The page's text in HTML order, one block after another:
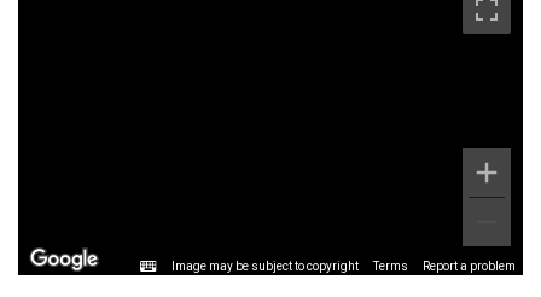
Image may be subject to copyright Terms Report a problem